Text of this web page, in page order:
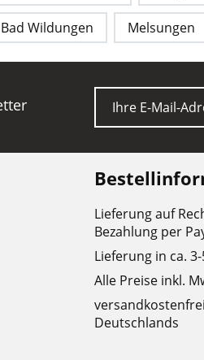
Bad Wildungen Melsungen
E-Mail
Lieferung auf
Bezahlung per
Lieferung in ca.
Alle Preise inkl.
Deutschlands